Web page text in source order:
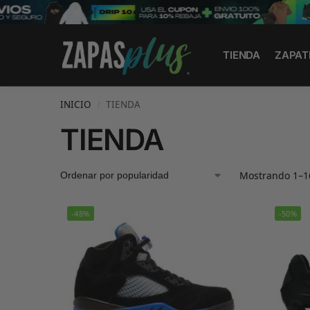
TIENDA
Search
INICIO TIENDA
TIENDA
Mostrando
-48% -50%